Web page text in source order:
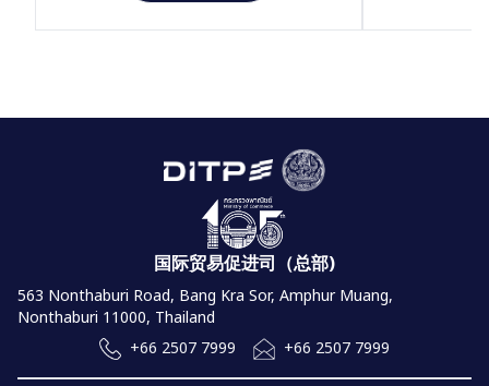
国际贸易促进司（总部)
563 Nonthaburi Road, Bang Kra Sor, Amphur Muang,
Nonthaburi 11000, Thailand
+66 2507 7999
+66 2507 7999